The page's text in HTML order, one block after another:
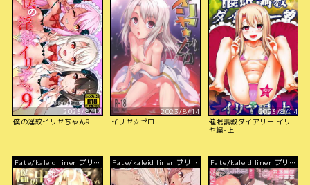
2023/8/14
僕の淫紋イリヤちゃん9
2023/8/14
イリヤ☆ゼロ
2023/8/14
催眠調教ダイアリー イリ
ヤ編-上
Fate/kaleid liner プリズ
マ☆イリヤ
Fate/kaleid liner プリズ
マ☆イリヤ
Fate/kaleid liner プリズ
マ☆イリヤ